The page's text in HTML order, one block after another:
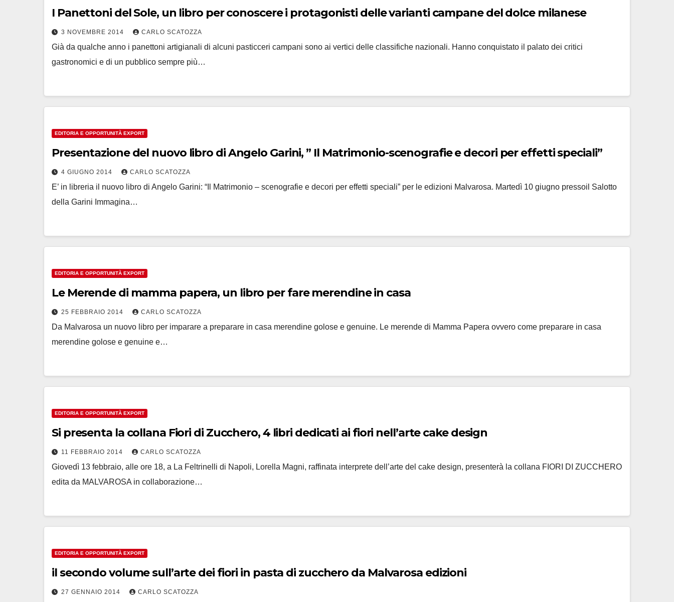
I Panettoni del Sole, un libro per conoscere i protagonisti delle varianti campane del dolce milanese
3 NOVEMBRE 2014 CARLO SCATOZZA
Già da qualche anno i panettoni artigianali di alcuni pasticceri campani sono ai vertici delle classifiche nazionali. Hanno conquistato il palato dei critici
gastronomici e di un pubblico sempre più…
EDITORIA E OPPORTUNITÀ EXPORT
Presentazione del nuovo libro di Angelo Garini, ” Il Matrimonio-scenografie e decori per effetti speciali”
4 GIUGNO 2014 CARLO SCATOZZA
E’ in libreria il nuovo libro di Angelo Garini: “Il Matrimonio – scenografie e decori per effetti speciali” per le edizioni Malvarosa. Martedì 10 giugno pressoil Salotto
della Garini Immagina…
EDITORIA E OPPORTUNITÀ EXPORT
Le Merende di mamma papera, un libro per fare merendine in casa
25 FEBBRAIO 2014 CARLO SCATOZZA
Da Malvarosa un nuovo libro per imparare a preparare in casa merendine golose e genuine. Le merende di Mamma Papera ovvero come preparare in casa
merendine golose e genuine e…
EDITORIA E OPPORTUNITÀ EXPORT
Si presenta la collana Fiori di Zucchero, 4 libri dedicati ai fiori nell’arte cake design
11 FEBBRAIO 2014 CARLO SCATOZZA
Giovedì 13 febbraio, alle ore 18, a La Feltrinelli di Napoli, Lorella Magni, raffinata interprete dell’arte del cake design, presenterà la collana FIORI DI ZUCCHERO
edita da MALVAROSA in collaborazione…
EDITORIA E OPPORTUNITÀ EXPORT
il secondo volume sull’arte dei fiori in pasta di zucchero da Malvarosa edizioni
27 GENNAIO 2014 CARLO SCATOZZA